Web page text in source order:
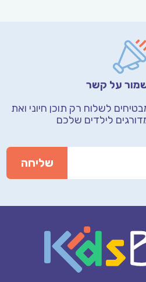
על קשר
לשלוח רק תוכן חיוני ואת
לילדים שלכם